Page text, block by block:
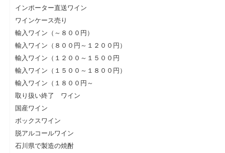
インポーター直送ワイン
ワインケース売り
輸入ワイン（～８００円）
輸入ワイン（８００円～１２００円）
輸入ワイン（１２００～１５００円
輸入ワイン（１５００～１８００円）
輸入ワイン（１８００円～
取り扱い終了 ワイン
国産ワイン
ボックスワイン
脱アルコールワイン
石川県で製造の焼酎